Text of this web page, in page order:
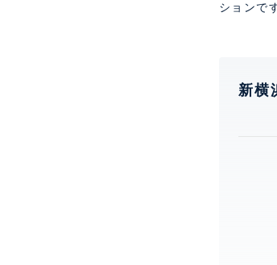
ションで
新横